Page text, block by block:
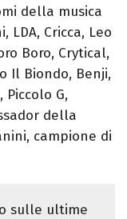
della musica
LDA, Cricca, Leo
Boro, Crytical,
Il Biondo, Benji,
Piccolo G,
della
campione di
sulle ultime